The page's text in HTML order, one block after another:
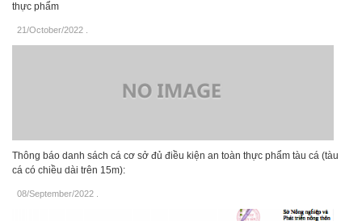
thực phẩm
21/October/2022
Thông báo danh sách cá cơ sở đủ điều kiện an toàn thực phẩm tàu cá (tàu
cá có chiều dài trên 15m):
08/September/2022